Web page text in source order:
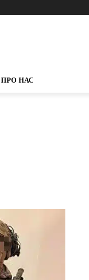
ПРО НАС